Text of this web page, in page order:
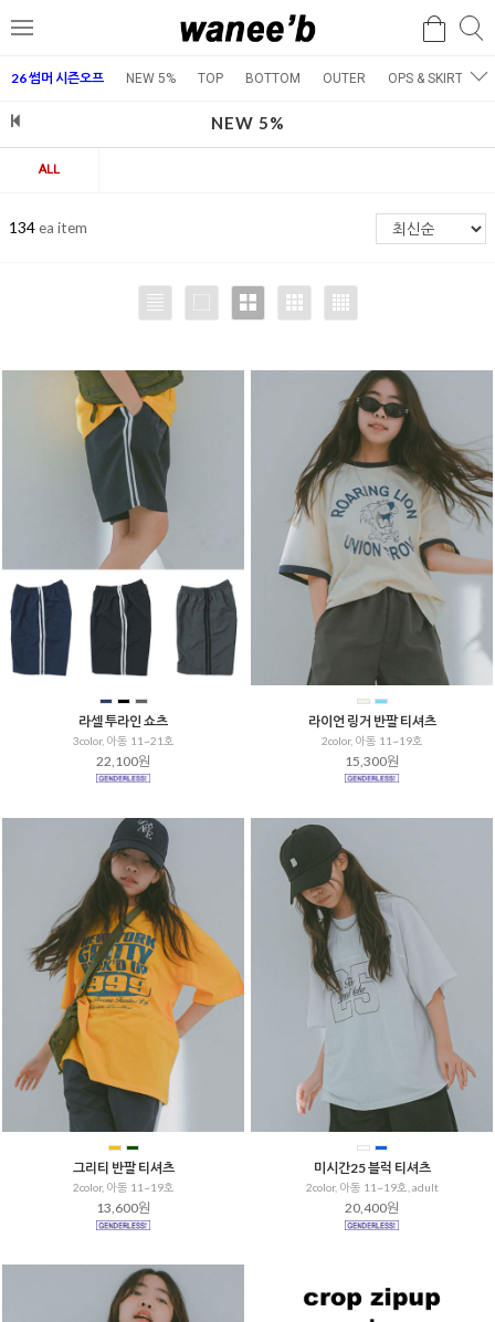
메
검
26 썸머 시즌오프 NEW 5% TOP BOTTOM OUTER OPS & SKIRT
NEW 5%
ALL
134ea item
라셀 투라인 쇼츠
3color, 아동 11~21호
22,100원
라이언 링거 반팔 티셔츠
2color, 아동 11~19호
15,300원
그리티 반팔 티셔츠
2color, 아동 11~19호
13,600원
미시간25 블럭 티셔츠
2color, 아동 11~19호, adult
20,400원